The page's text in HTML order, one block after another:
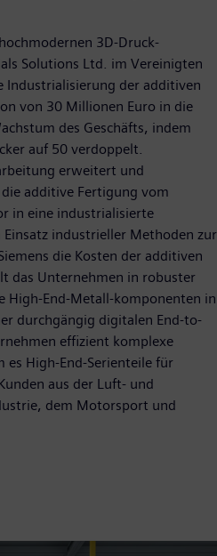
3D-Druck-
Solutions Ltd. im Vereinigten
Industrialisierung der additiven
von 30 Millionen Euro in die
des Geschäfts, indem
auf 50 verdoppelt.
erweitert und
additive Fertigung vom
in eine industrialisierte
industrieller Methoden zur
die Kosten der additiven
das Unternehmen in robuster
High-End-Metall-komponenten in
durchgängig digitalen End-to-
effizient komplexe
es High-End-Serienteile für
aus der Luft- und
dem Motorsport und